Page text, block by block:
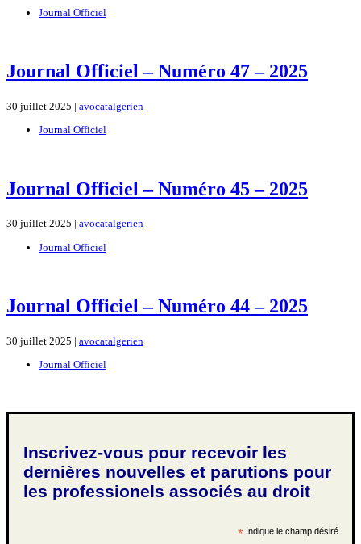
Journal Officiel
Journal Officiel – Numéro 47 – 2025
30 juillet 2025 | avocatalgerien
Journal Officiel
Journal Officiel – Numéro 45 – 2025
30 juillet 2025 | avocatalgerien
Journal Officiel
Journal Officiel – Numéro 44 – 2025
30 juillet 2025 | avocatalgerien
Journal Officiel
Inscrivez-vous pour recevoir les
dernières nouvelles et parutions pour
les professionels associés au droit
* Indique le champ désiré